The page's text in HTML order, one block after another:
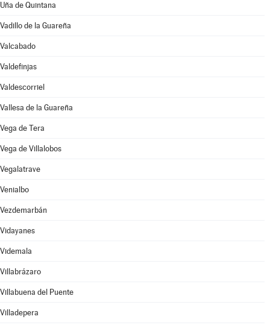
Uña de Quintana
Vadillo de la Guareña
Valcabado
Valdefinjas
Valdescorriel
Vallesa de la Guareña
Vega de Tera
Vega de Villalobos
Vegalatrave
Venialbo
Vezdemarbán
Vidayanes
Videmala
Villabrázaro
Villabuena del Puente
Villadepera